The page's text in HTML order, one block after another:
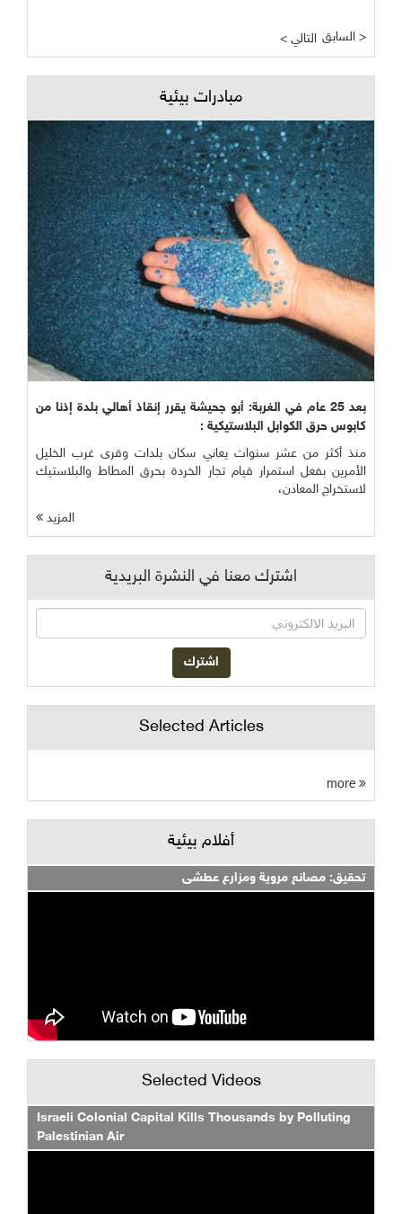
< التالي السابق >
مبادرات بيئية
بعد 25 عام في الغربة: أبو جحيشة يقرر إنقاذ أهالي بلدة إذنا من
كابوس حرق الكوابل البلاستيكية :
منذ أكثر من عشر سنوات يعاني سكان بلدات وقرى غرب الخليل
الأمرين بفعل استمرار قيام تجار الخردة بحرق المطاط والبلاستيك
لاستخراج المعادن،
المزيد
اشترك معنا في النشرة البريدية
Selected Articles
أفلام بيئية
تحقيق: مصانع مروية ومزارع عطشى
Selected Videos
Israeli Colonial Capital Kills Thousands by Polluting
Palestinian Air